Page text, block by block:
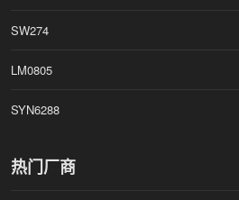
SW274
LM0805
SYN6288
热门厂商